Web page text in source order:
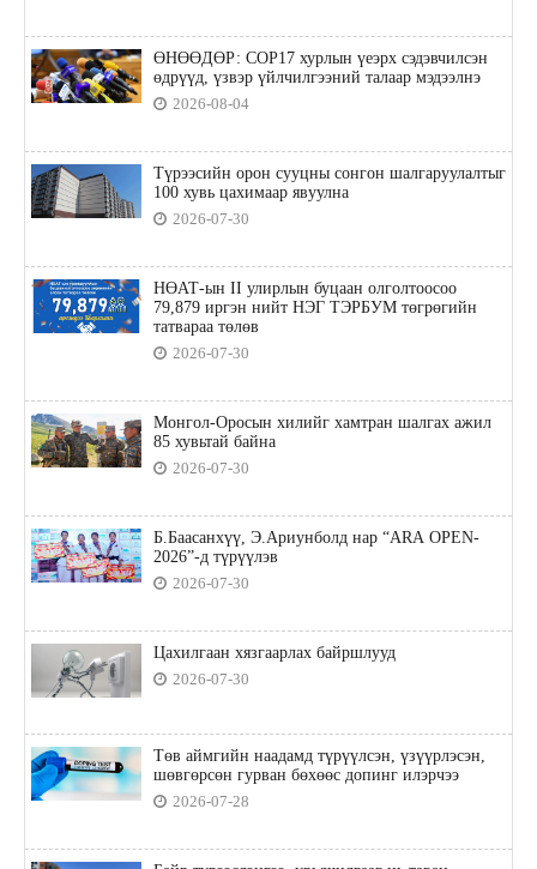
ӨНӨӨДӨР: COP17 хурлын үеэрх сэдэвчилсэн
өдрүүд, үзвэр үйлчилгээний талаар мэдээлнэ
2026-08-04
Түрээсийн орон сууцны сонгон шалгаруулалтыг
100 хувь цахимаар явуулна
2026-07-30
НӨАТ-ын II улирлын буцаан олголтоосоо
79,879 иргэн нийт НЭГ ТЭРБУМ төгрөгийн
татвараа төлөв
2026-07-30
Монгол-Оросын хилийг хамтран шалгах ажил
85 хувьтай байна
2026-07-30
Б.Баасанхүү, Э.Ариунболд нар “ARA OPEN-
2026”-д түрүүлэв
2026-07-30
Цахилгаан хязгаарлах байршлууд
2026-07-30
Төв аймгийн наадамд түрүүлсэн, үзүүрлэсэн,
шөвгөрсөн гурван бөхөөс допинг илэрчээ
2026-07-28